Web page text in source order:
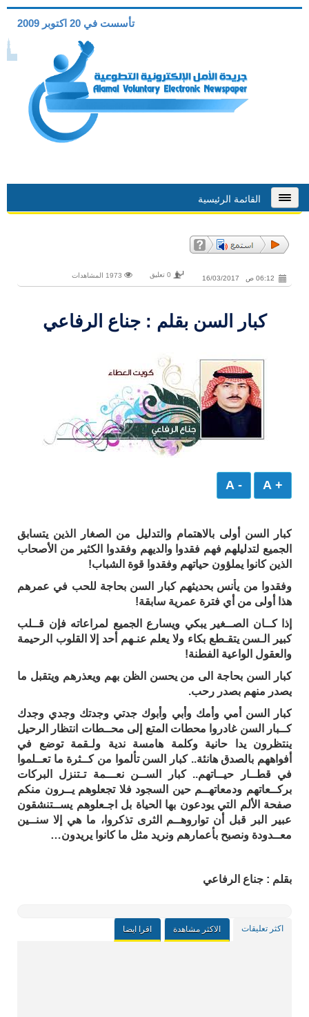
تأسست في 20 اكتوبر 2009
القائمة الرئيسية
06:12 ص 16/03/2017 0 تعليق
كبار السن بقلم : جناع الرفاعي
+ A
- A
كبار السن أولى بالاهتمام والتدليل من الصغار الذين يتسابق
الجميع لتدليلهم فهم فقدوا والديهم وفقدوا الكثير من الأصحاب
الذين كانوا يملؤون حياتهم وفقدوا قوة الشباب!
وفقدوا من يأنس بحديثهم كبار السن بحاجة للحب في عمرهم
هذا أولى من أي فترة عمرية سابقة!
إذا كــان الصــغير يبكي ويسارع الجميع لمراعاته فإن قــلب
كبير الـسن يتقـطع بكاء ولا يعلم عنـهم أحد إلا القلوب الرحيمة
والعقول الواعية الفطنة!
كبار السن بحاجة الى من يحسن الظن بهم ويعذرهم ويتقبل ما
يصدر منهم بصدر رحب.
كبار السن أمي وأمك وأبي وأبوك جدتي وجدتك وجدي وجدك
كــبار السن غادروا محطات المتع إلى محــطات انتظار الرحيل
ينتظرون يدا حانية وكلمة هامسة ندية ولـقمة توضع في
أفواههم بالصدق هانئة.. كبار السن تألموا من كــثرة ما تعــلموا
في قطــار حيــاتهم.. كبار الســن نعـــمة تـتنزل البركات
بركــعاتهم ودمعاتهــم حين السجود فلا تجعلوهم يــرون منكم
صفحة الألم التي يودعون بها الحياة بل اجـعلوهم يســتنشقون
عبير البر قبل أن تواروهــم الثرى تذكروا، ما هي إلا سنــين
معــدودة ونصبح بأعمارهم ونريد مثل ما كانوا يريدون…
بقلم : جناع الرفاعي
اكثر تعليقات الاكثر مشاهدة اقرا ايضا